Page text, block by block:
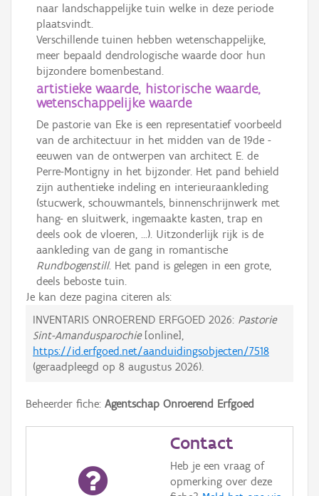
naar landschappelijke tuin welke in deze periode
plaatsvindt.
Verschillende tuinen hebben wetenschappelijke,
meer bepaald dendrologische waarde door hun
bijzondere bomenbestand.
artistieke waarde, historische waarde,
wetenschappelijke waarde
De pastorie van Eke is een representatief voorbeeld
van de architectuur in het midden van de 19de -
eeuwen van de ontwerpen van architect E. de
Perre-Montigny in het bijzonder. Het pand behield
zijn authentieke indeling en interieuraankleding
(stucwerk, schouwmantels, binnenschrijnwerk met
hang- en sluitwerk, ingemaakte kasten, trap en
deels ook de vloeren, ...). Uitzonderlijk rijk is de
aankleding van de gang in romantische
Rundbogenstill. Het pand is gelegen in een grote,
deels beboste tuin.
Je kan deze pagina citeren als:
INVENTARIS ONROEREND ERFGOED 2026: Pastorie
Sint-Amandusparochie[online],
https://id.erfgoed.net/aanduidingsobjecten/7518
(geraadpleegd op 8 augustus 2026).
Beheerder fiche: Agentschap Onroerend Erfgoed
Contact
Heb je een vraag of
opmerking over deze